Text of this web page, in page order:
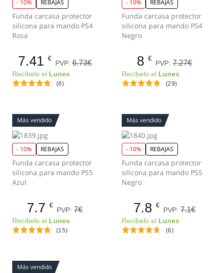
- 10% REBAJAS
Funda carcasa protector
silicona para mando PS4
Rosa
7.41 €
PVP: 6.73€
Recíbelo el Lunes
(8)
- 10% REBAJAS
Funda carcasa protector
silicona para mando PS4
Negro
8 €
PVP: 7.27€
Recíbelo el Lunes
(29)
Más vendido
- 10% REBAJAS
Funda carcasa protector
silicona para mando PS5
Azul
7.7 €
PVP: 7€
Recíbelo el Lunes
(15)
Más vendido
- 10% REBAJAS
Funda carcasa protector
silicona para mando PS5
Negro
7.8 €
PVP: 7.1€
Recíbelo el Lunes
(6)
Más vendido